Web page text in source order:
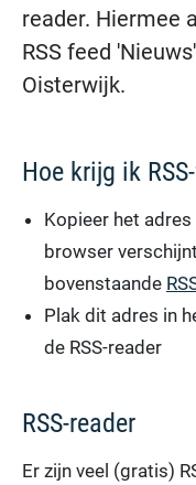
reader. Hiermee
RSS feed
Oisterwijk.
Hoe krijg ik
Kopieer het
browser
bovenstaande
Plak dit adres in
de RSS-reader
RSS-reader
Er zijn veel (gratis)